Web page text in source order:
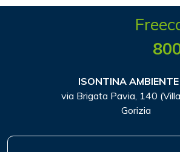
ISONTINA
via Brigata Pavia, 140
Gorizia